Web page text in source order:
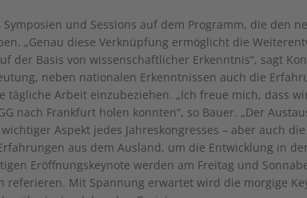
und Sessions auf dem Programm, die den
„Genau diese Verknüpfung ermöglicht die
der Basis von wissenschaftlicher Erkenntnis“, sagt
neben nationalen Erkenntnissen auch die
tägliche Arbeit einzubeziehen. „Ich freue mich, dass
nach Frankfurt holen konnten“, so Bauer. „Der
Aspekt jedes Jahreskongresses – aber auch
aus dem Ausland, um die Entwicklung in
Eröffnungskeynote werden am Freitag und
referieren. Mit Spannung erwartet wird die morgige